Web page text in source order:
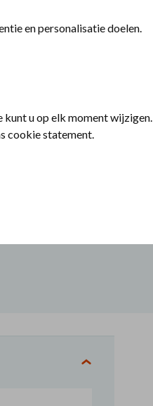
en personalisatie doelen.
u op elk moment wijzigen.
cookie statement.